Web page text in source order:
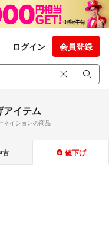
ログイン 会員登録
イテム
ネイションの商品
古 値下げ